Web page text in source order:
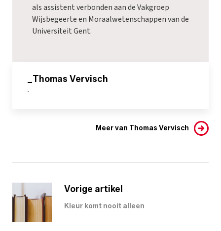
als assistent verbonden aan de Vakgroep
Wijsbegeerte en Moraalwetenschappen van de
Universiteit Gent.
_Thomas Vervisch
-
Meer van Thomas Vervisch
Vorige artikel
Kleur komt nooit alleen